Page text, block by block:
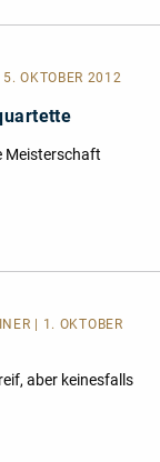
5. OKTOBER 2012
Meisterschaft
| 1. OKTOBER
aber keinesfalls